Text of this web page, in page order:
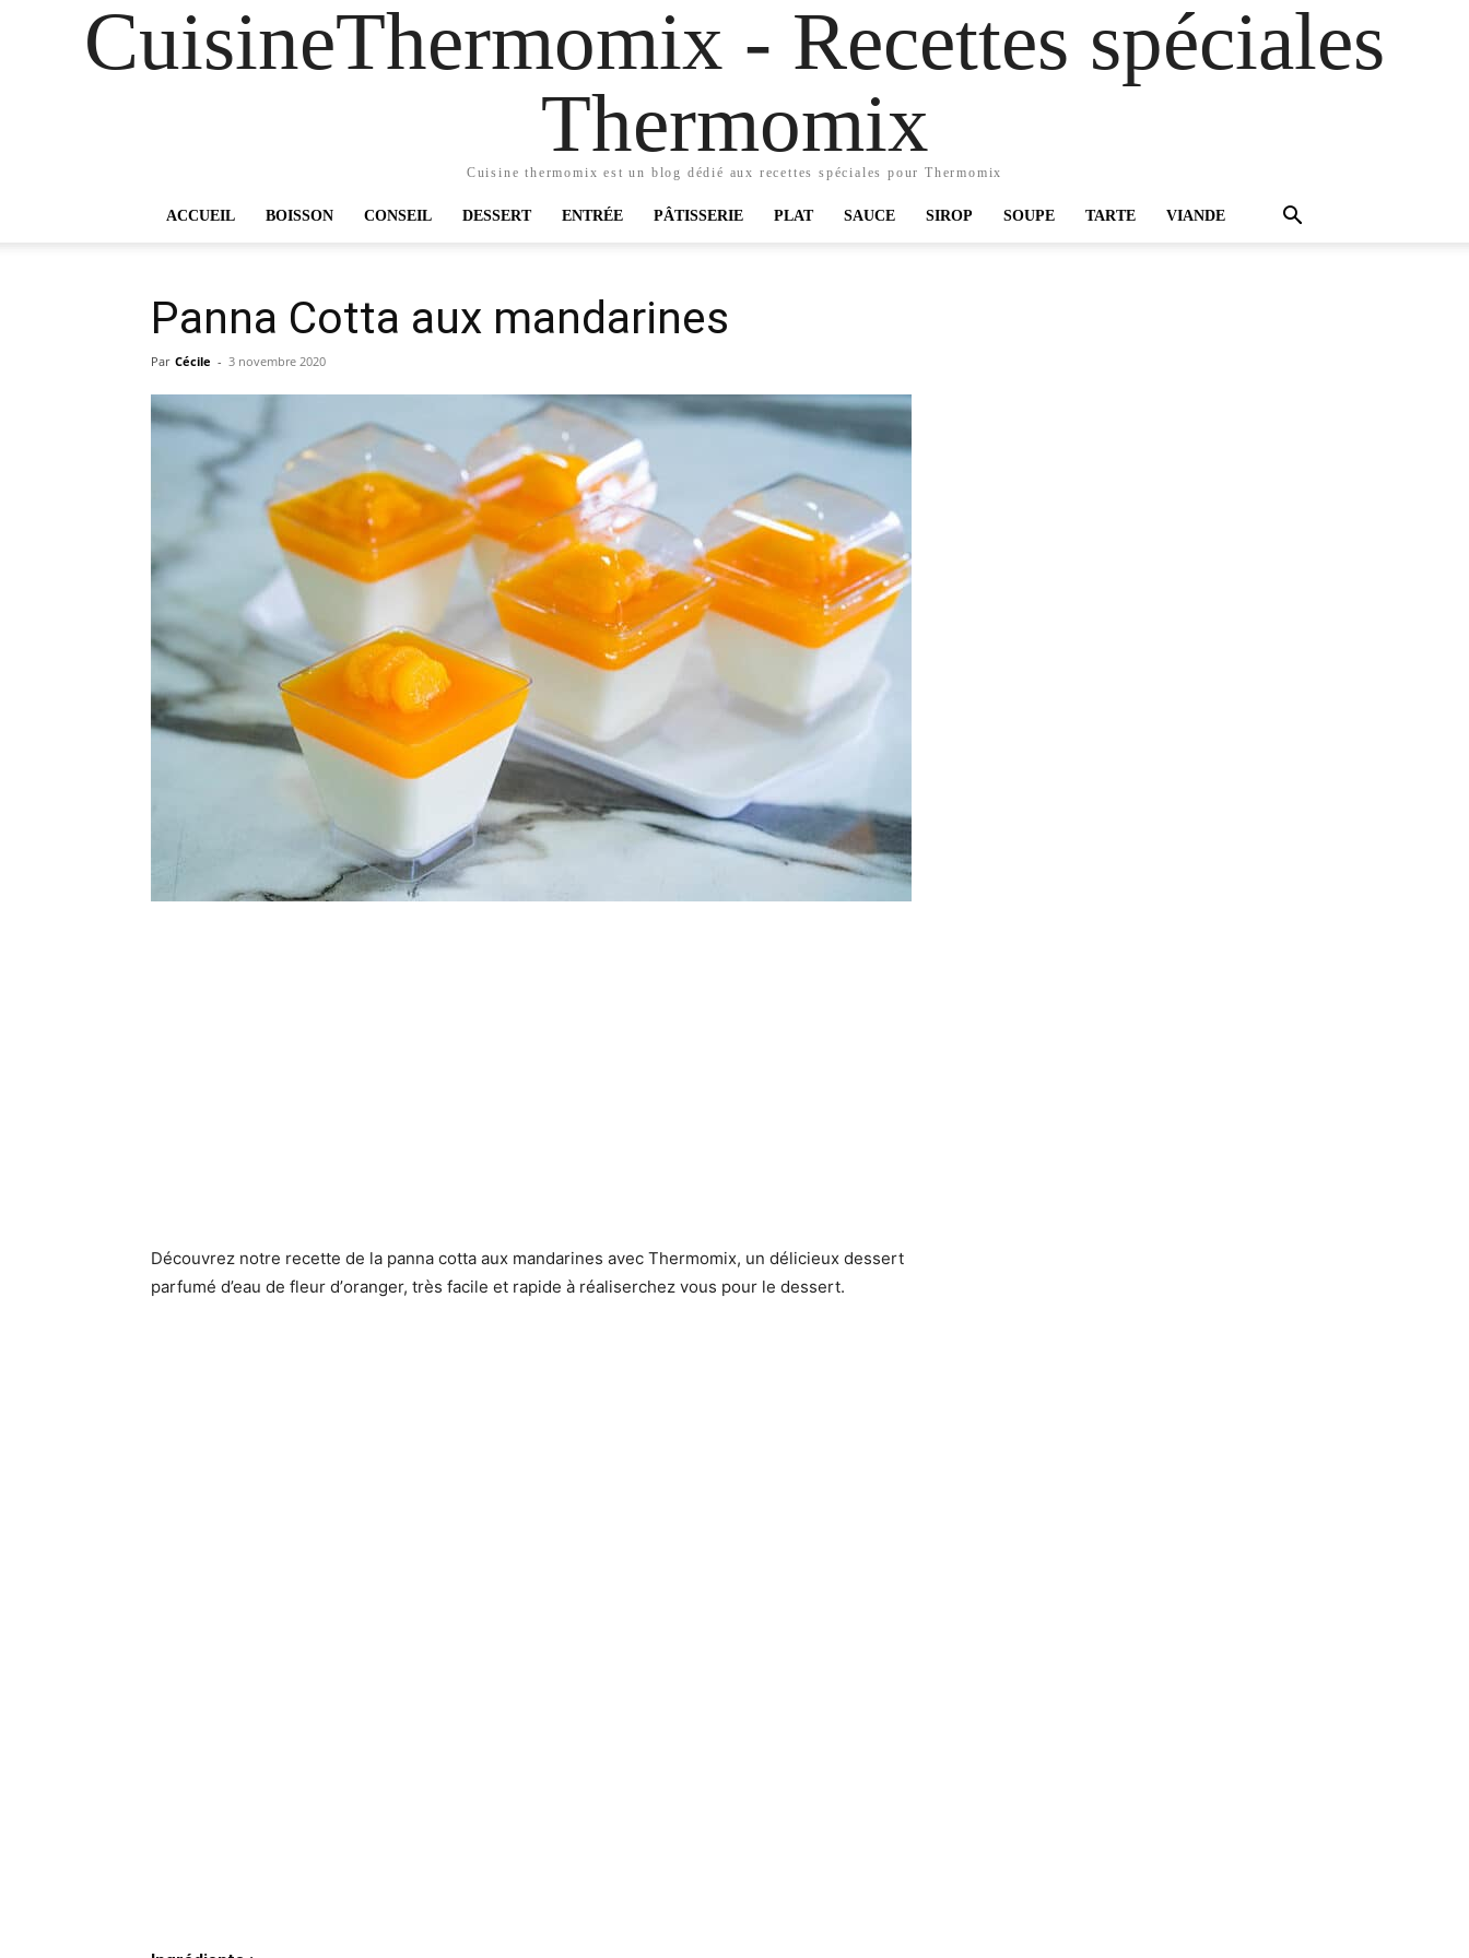
CuisineThermomix - Recettes spéciales
Thermomix
Cuisine thermomix est un blog dédié aux recettes spéciales pour Thermomix
ACCUEIL BOISSON CONSEIL DESSERT ENTRÉE PÂTISSERIE PLAT SAUCE SIROP SOUPE TARTE VIANDE
Panna Cotta aux mandarines
Par Cécile - 3 novembre 2020
Découvrez notre recette de la panna cotta aux mandarines avec Thermomix, un délicieux dessert
parfumé d’eau de fleur d’oranger, très facile et rapide à réaliserchez vous pour le dessert.